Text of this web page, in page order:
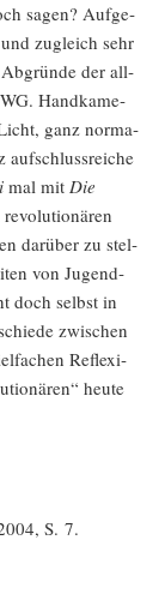
sagen? Auf­ge­
zugleich sehr
Abgrün­de der all­
Hand­ka­me­
ganz nor­ma­
auf­schluss­rei­che
mal mit Die
dar­über zu stel­
von Jugend­
doch selbst in
zwi­schen
Refle­xi­
heu­te
S. 7.